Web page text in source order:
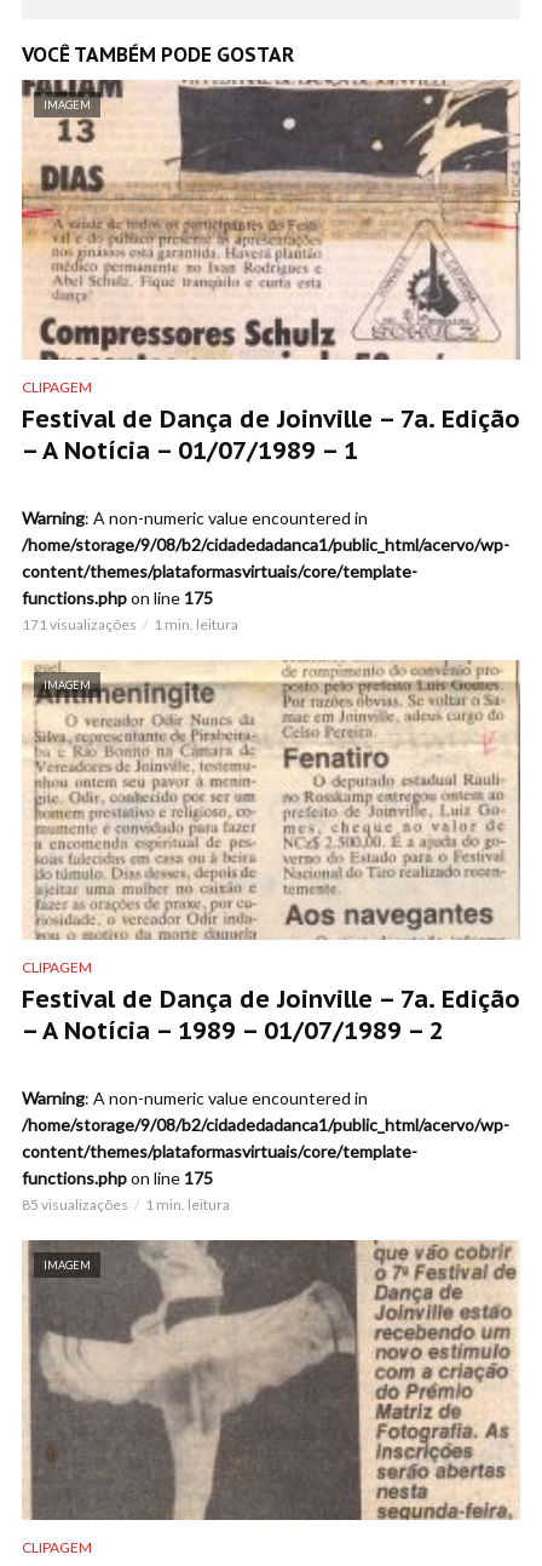
VOCÊ TAMBÉM PODE GOSTAR
IMAGEM
CLIPAGEM
Festival de Dança de Joinville – 7a. Edição
– A Notícia – 01/07/1989 – 1
Warning: A non-numeric value encountered in
/home/storage/9/08/b2/cidadedadanca1/public_html/acervo/wp-
content/themes/plataformasvirtuais/core/template-
functions.phpon line 175
171 visualizações 1 min. leitura
IMAGEM
CLIPAGEM
Festival de Dança de Joinville – 7a. Edição
– A Notícia – 1989 – 01/07/1989 – 2
Warning: A non-numeric value encountered in
/home/storage/9/08/b2/cidadedadanca1/public_html/acervo/wp-
content/themes/plataformasvirtuais/core/template-
functions.phpon line 175
85 visualizações 1 min. leitura
IMAGEM
CLIPAGEM